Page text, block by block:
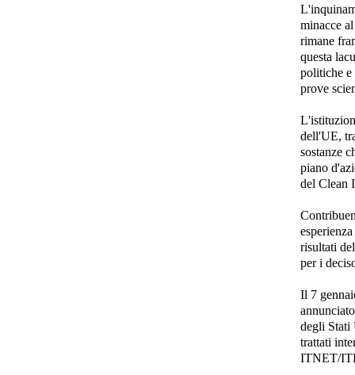
minacce
rimane
questa
politiche e
prove
dell'UE,
sostanze
piano
del Clean
risultati
per i
Il 7
degli Stati
trattati
ITNET/